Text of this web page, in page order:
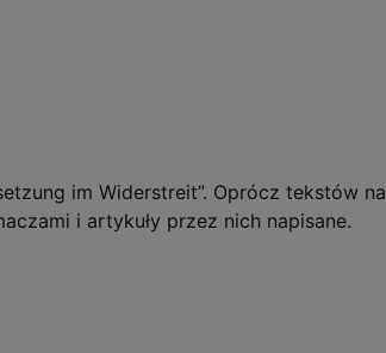
im Widerstreit”. Oprócz tekstów na
i artykuły przez nich napisane.